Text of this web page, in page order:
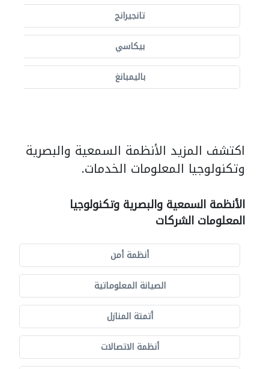
تانجيرانج
بيكاسي
باليمبانغ
اكتشف المزيد الأنظمة السمعية والبصرية
وتكنولوجيا المعلومات الخدمات.
الأنظمة السمعية والبصرية وتكنولوجيا
المعلومات الشركات
أنظمة أمن
الصيانة المعلوماتية
أتمتة المنازل
أنظمة الاتصالات